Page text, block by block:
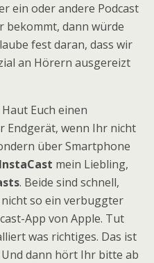
ein oder andere Podcast
bekommt, dann würde
fest daran, dass wir
an Hörern ausgereizt
Euch einen
Endgerät, wenn Ihr nicht
über Smartphone
InstaCast mein Liebling,
. Beide sind schnell,
so ein verbuggter
App von Apple. Tut
was richtiges. Das ist
dann hört Ihr bitte ab